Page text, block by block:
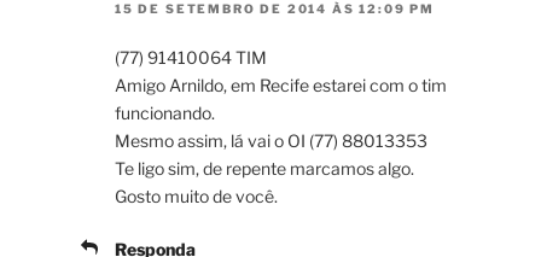
15 DE SETEMBRO DE 2014 ÀS 12:09 PM
(77) 91410064 TIM
Amigo Arnildo, em Recife estarei com o tim
funcionando.
Mesmo assim, lá vai o OI (77) 88013353
Te ligo sim, de repente marcamos algo.
Gosto muito de você.
Responda